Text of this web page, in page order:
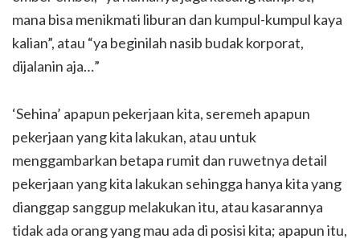
mana bisa menikmati liburan dan kumpul-kumpul kaya
kalian”, atau “ya beginilah nasib budak korporat,
dijalanin aja…”
‘Sehina’ apapun pekerjaan kita, seremeh apapun
pekerjaan yang kita lakukan, atau untuk
menggambarkan betapa rumit dan ruwetnya detail
pekerjaan yang kita lakukan sehingga hanya kita yang
dianggap sanggup melakukan itu, atau kasarannya
tidak ada orang yang mau ada di posisi kita; apapun itu,